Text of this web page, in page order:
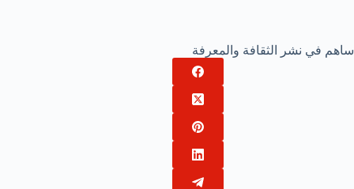
ساهم في نشر الثقافة والمعرفة